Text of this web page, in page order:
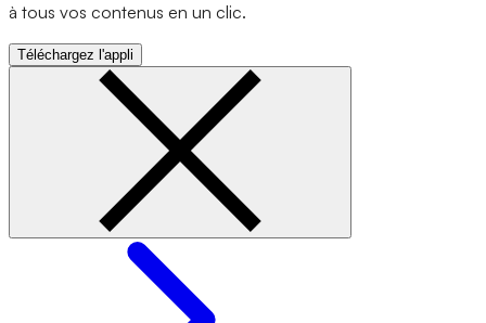
à tous vos contenus en un clic.
Téléchargez l'appli